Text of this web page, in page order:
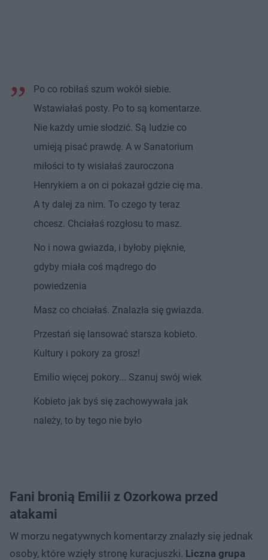
Po co robiłaś szum wokół siebie.
Wstawiałaś posty. Po to są komentarze.
Nie każdy umie słodzić. Są ludzie co
umieją pisać prawdę. A w Sanatorium
miłości to ty wisiałaś zauroczona
Henrykiem a on ci pokazał gdzie cię ma.
A ty dalej za nim. To czego ty teraz
chcesz. Chciałaś rozgłosu to masz.
No i nowa gwiazda, i byłoby pięknie,
gdyby miała coś mądrego do
powiedzenia
Masz co chciałaś. Znalazła się gwiazda.
Przestań się lansować starsza kobieto.
Kultury i pokory za grosz!
Emilio więcej pokory... Szanuj swój wiek
Kobieto jak byś się zachowywała jak
należy, to by tego nie było
Fani bronią Emilii z Ozorkowa przed
atakami
W morzu negatywnych komentarzy znalazły się jednak
osoby, które wzięły stronę kuracjuszki. Liczna grupa